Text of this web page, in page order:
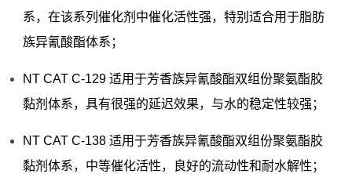
系，在该系列催化剂中催化活性强，特别适合用于脂肪
族异氰酸酯体系；
NT CAT C-129 适用于芳香族异氰酸酯双组份聚氨酯胶
黏剂体系，具有很强的延迟效果，与水的稳定性较强；
NT CAT C-138 适用于芳香族异氰酸酯双组份聚氨酯胶
黏剂体系，中等催化活性，良好的流动性和耐水解性；